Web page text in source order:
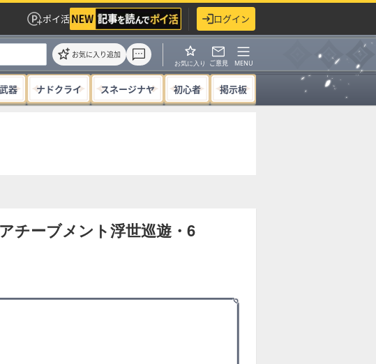
ポイ活 ログイン
お気に入り追加
お気に入り ご意見 MENU
器 ナドクライ スネージナヤ 初心者 掲示板
チーブメント浮世巡遊・6